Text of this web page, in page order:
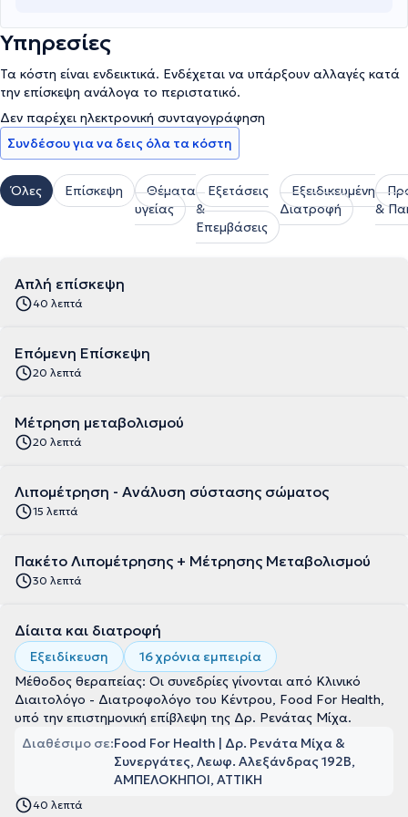
Υπηρεσίες
Τα κόστη είναι ενδεικτικά. Ενδέχεται να υπάρξουν αλλαγές κατά
την επίσκεψη ανάλογα το περιστατικό.
Δεν παρέχει ηλεκτρονική συνταγογράφηση
Συνδέσου για να δεις όλα τα κόστη
Όλες Επίσκεψη
Θέματα
υγείας
Εξετάσεις
&
Επεμβάσεις
Εξειδικευμένη
Διατροφή
&
Απλή επίσκεψη
40 λεπτά
Επόμενη Επίσκεψη
20 λεπτά
Μέτρηση μεταβολισμού
20 λεπτά
Λιπομέτρηση - Ανάλυση σύστασης σώματος
15 λεπτά
Πακέτο Λιπομέτρησης + Μέτρησης Μεταβολισμού
30 λεπτά
Δίαιτα και διατροφή
Εξειδίκευση
16 χρόνια εμπειρία
Μέθοδος θεραπείας: Οι συνεδρίες γίνονται από Κλινικό
Διαιτολόγο - Διατροφολόγο του Κέντρου, Food For Health,
υπό την επιστημονική επίβλεψη της Δρ. Ρενάτας Μίχα.
Διαθέσιμο σε:Food For Health | Δρ. Ρενάτα Μίχα &
Συνεργάτες, Λεωφ. Αλεξάνδρας 192Β,
ΑΜΠΕΛΟΚΗΠΟΙ, ΑΤΤΙΚΗ
40 λεπτά